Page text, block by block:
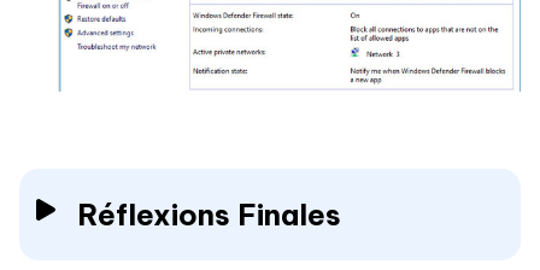
Réflexions Finales